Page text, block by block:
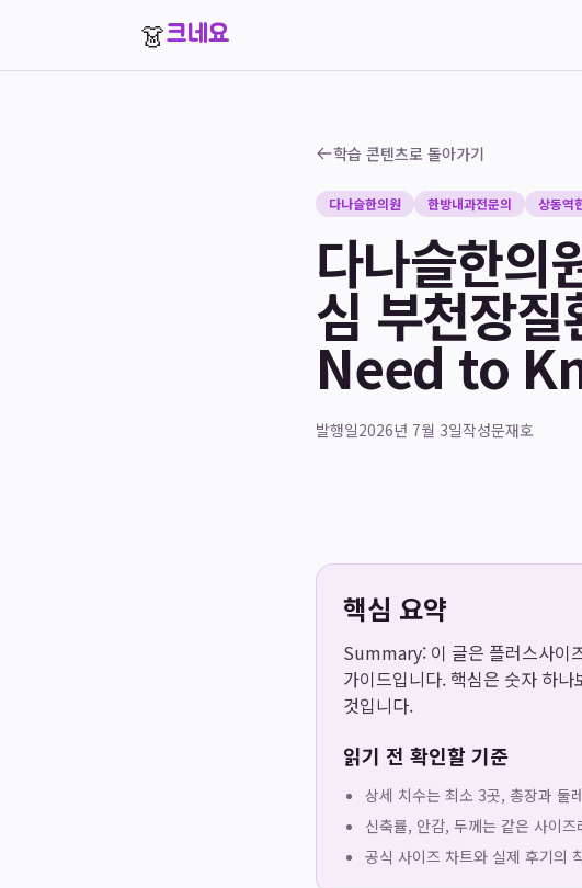
👗크네요
학습 콘텐츠로 돌아가기
다나슬한의원 한방내과전문의 상동역
다나슬한의
심 부천장
Need to
발행일2026년 7월 3일작성문재호
핵심 요약
Summary: 이 글은 플러스사이
가이드입니다. 핵심은 숫자 하
것입니다.
읽기 전 확인할 기준
상세 치수는 최소 3곳, 총장과 둘
신축률, 안감, 두께는 같은 사이
공식 사이즈 차트와 실제 후기의